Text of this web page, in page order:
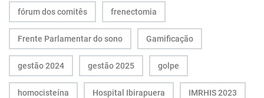
fórum dos comitês frenectomia
Frente Parlamentar do sono Gamificação
gestão 2024 gestão 2025 golpe
homocisteína Hospital Ibirapuera IMRHIS 2023